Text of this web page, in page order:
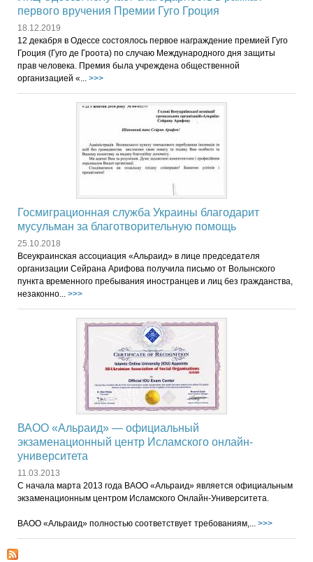
первого вручения Премии Гуго Гроция
18.12.2019
12 декабря в Одессе состоялось первое награждение премией Гуго
Гроция (Гуго де Гроота) по случаю Международного дня защиты
прав человека. Премия была учреждена общественной
организацией «... >>>
Госмиграционная служба Украины благодарит
мусульман за благотворительную помощь
25.10.2018
Всеукраинская ассоциация «Альраид» в лице председателя
организации Сейрана Арифова получила письмо от Волынского
пункта временного пребывания иностранцев и лиц без гражданства,
незаконно... >>>
ВАОО «Альраид» — официальный
экзаменационный центр Исламского онлайн-
университета
11.03.2013
С начала марта 2013 года ВАОО «Альраид» является официальным
экзаменационным центром Исламского Онлайн-Университета.
ВАОО «Альраид» полностью соответствует требованиям,... >>>